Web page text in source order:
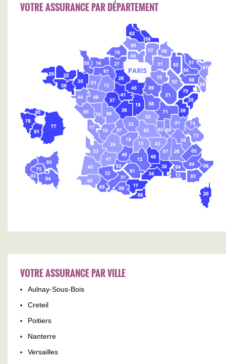
VOTRE ASSURANCE PAR DÉPARTEMENT
VOTRE ASSURANCE PAR VILLE
Aulnay-Sous-Bois
Creteil
Poitiers
Nanterre
Versailles